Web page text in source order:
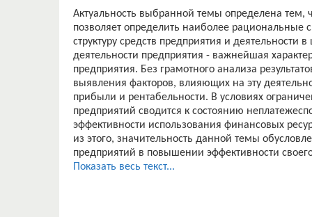
Актуальность выбранной темы определена тем,
позволяет определить наиболее рациональные
структуру средств предприятия и деятельности
деятельности предприятия - важнейшая
предприятия. Без грамотного анализа
выявления факторов, влияющих на эту
прибыли и рентабельности. В условиях
предприятий сводится к состоянию
эффективности использования финансовых
из этого, значительность данной темы
предприятий в повышении эффективности
труда. Исследование финансового результата
Показать весь текст...